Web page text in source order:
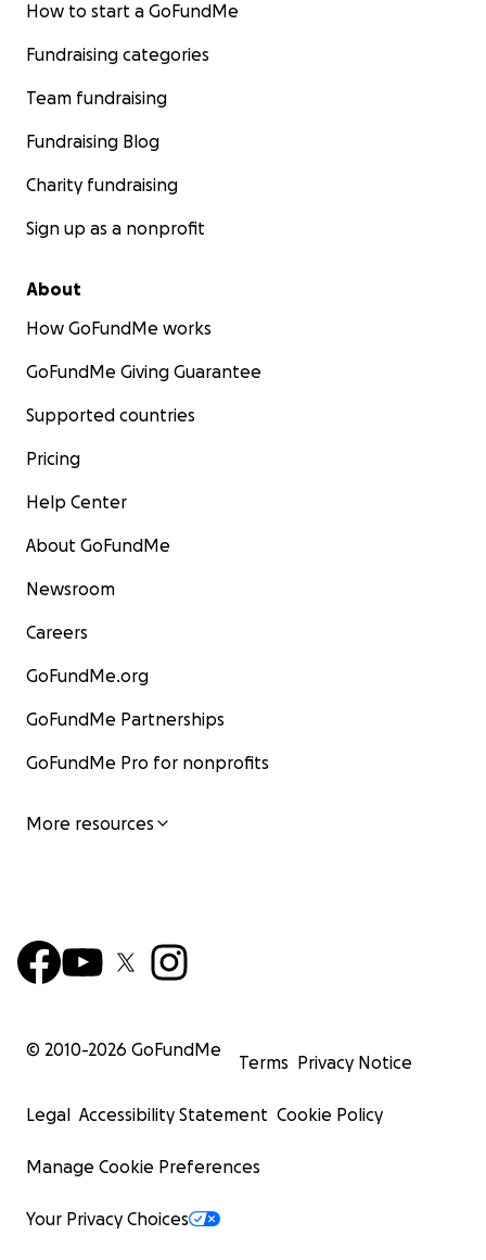
How to start a GoFundMe
Fundraising categories
Team fundraising
Fundraising Blog
Charity fundraising
Sign up as a nonprofit
About
How GoFundMe works
GoFundMe Giving Guarantee
Supported countries
Pricing
Help Center
About GoFundMe
Newsroom
Careers
GoFundMe.org
GoFundMe Partnerships
GoFundMe Pro for nonprofits
More resources
© 2010-2026 GoFundMe
Terms Privacy Notice
Legal Accessibility Statement Cookie Policy
Manage Cookie Preferences
Your Privacy Choices